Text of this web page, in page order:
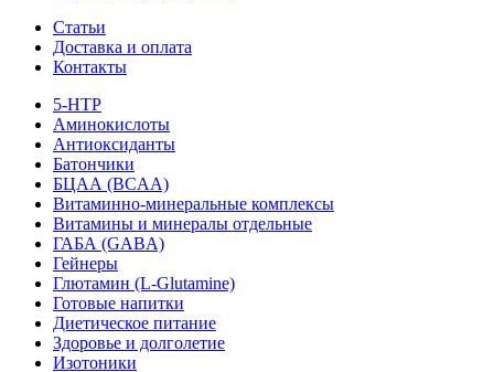
Статьи
Доставка и оплата
Контакты
5-HTP
Аминокислоты
Антиоксиданты
Батончики
БЦАА (BCAA)
Витаминно-минеральные комплексы
Витамины и минералы отдельные
ГАБА (GABA)
Гейнеры
Глютамин (L-Glutamine)
Готовые напитки
Диетическое питание
Здоровье и долголетие
Изотоники